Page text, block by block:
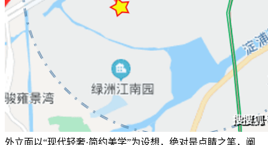
外立面以“现代轻奢·简约美学”为设想，绝对是点睛之笔，阐